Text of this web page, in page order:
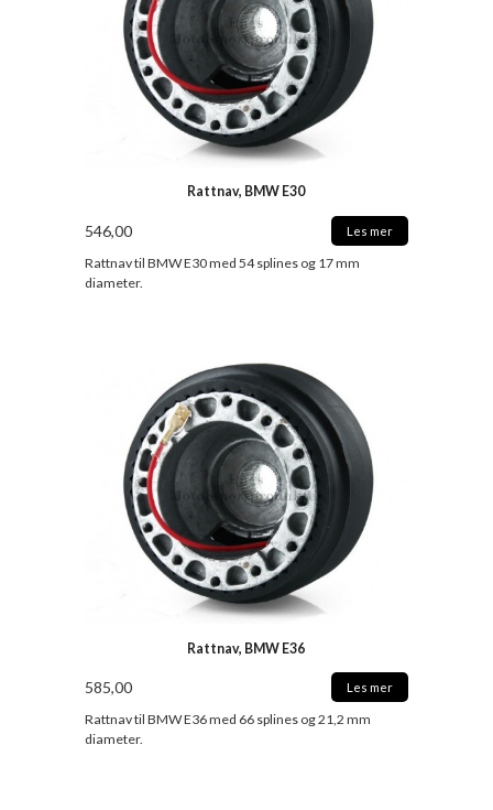
Rattnav, BMW E30
546,00 Les mer
Rattnav til BMW E30 med 54 splines og 17 mm
diameter.
Rattnav, BMW E36
585,00 Les mer
Rattnav til BMW E36 med 66 splines og 21,2 mm
diameter.